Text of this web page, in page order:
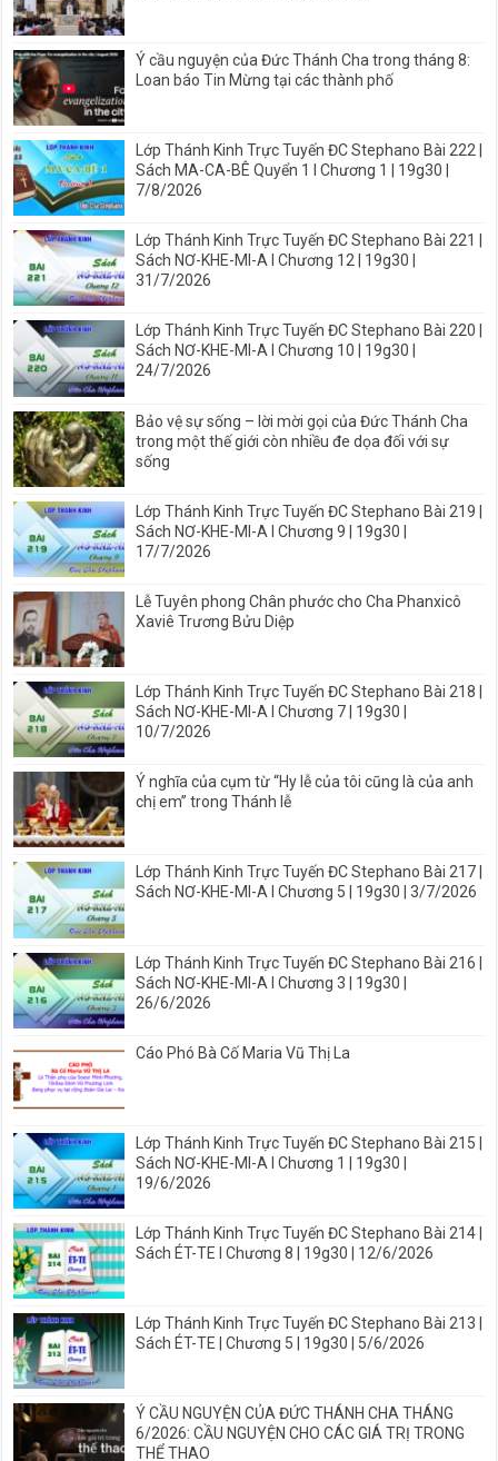
Ý cầu nguyện của Đức Thánh Cha trong tháng 8:
Loan báo Tin Mừng tại các thành phố
Lớp Thánh Kinh Trực Tuyến ĐC Stephano Bài 222 |
Sách MA-CA-BÊ Quyển 1 I Chương 1 | 19g30 |
7/8/2026
Lớp Thánh Kinh Trực Tuyến ĐC Stephano Bài 221 |
Sách NƠ-KHE-MI-A I Chương 12 | 19g30 |
31/7/2026
Lớp Thánh Kinh Trực Tuyến ĐC Stephano Bài 220 |
Sách NƠ-KHE-MI-A I Chương 10 | 19g30 |
24/7/2026
Bảo vệ sự sống – lời mời gọi của Đức Thánh Cha
trong một thế giới còn nhiều đe dọa đối với sự
sống
Lớp Thánh Kinh Trực Tuyến ĐC Stephano Bài 219 |
Sách NƠ-KHE-MI-A I Chương 9 | 19g30 |
17/7/2026
Lễ Tuyên phong Chân phước cho Cha Phanxicô
Xaviê Trương Bửu Diệp
Lớp Thánh Kinh Trực Tuyến ĐC Stephano Bài 218 |
Sách NƠ-KHE-MI-A I Chương 7 | 19g30 |
10/7/2026
Ý nghĩa của cụm từ “Hy lễ của tôi cũng là của anh
chị em” trong Thánh lễ
Lớp Thánh Kinh Trực Tuyến ĐC Stephano Bài 217 |
Sách NƠ-KHE-MI-A I Chương 5 | 19g30 | 3/7/2026
Lớp Thánh Kinh Trực Tuyến ĐC Stephano Bài 216 |
Sách NƠ-KHE-MI-A I Chương 3 | 19g30 |
26/6/2026
Cáo Phó Bà Cố Maria Vũ Thị La
Lớp Thánh Kinh Trực Tuyến ĐC Stephano Bài 215 |
Sách NƠ-KHE-MI-A I Chương 1 | 19g30 |
19/6/2026
Lớp Thánh Kinh Trực Tuyến ĐC Stephano Bài 214 |
Sách ÉT-TE I Chương 8 | 19g30 | 12/6/2026
Lớp Thánh Kinh Trực Tuyến ĐC Stephano Bài 213 |
Sách ÉT-TE | Chương 5 | 19g30 | 5/6/2026
Ý CẦU NGUYỆN CỦA ĐỨC THÁNH CHA THÁNG
6/2026: CẦU NGUYỆN CHO CÁC GIÁ TRỊ TRONG
THỂ THAO